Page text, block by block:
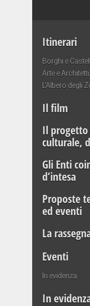
Itinerari
Borghi e
Arte e
L’Albero degli
Il film
Il progetto
culturale,
Gli Enti
d’intesa
Proposte
ed eventi
La
Eventi
In evidenza
In